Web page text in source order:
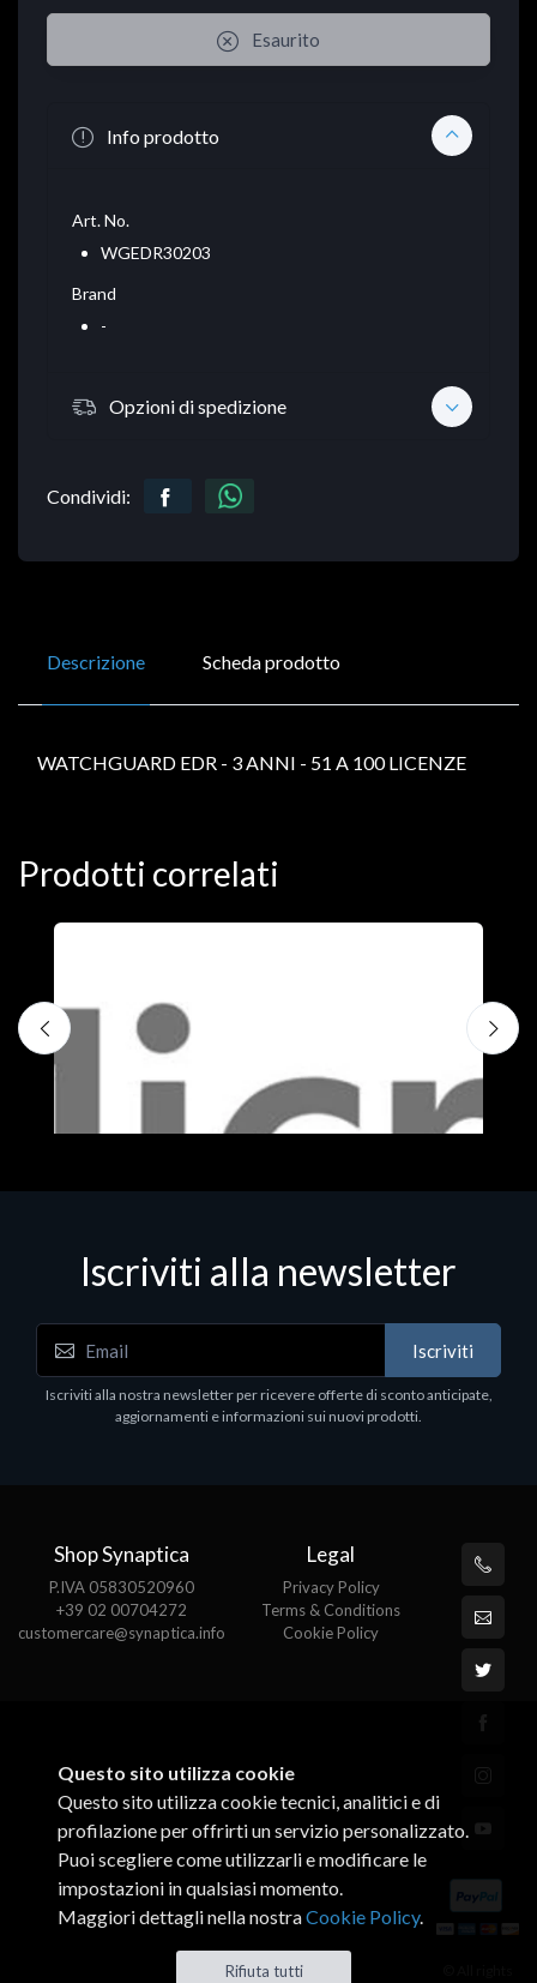
Esaurito
Info prodotto
Art. No.
WGEDR30203
Brand
-
Opzioni di spedizione
Condividi:
Descrizione Scheda prodotto
WATCHGUARD EDR - 3 ANNI - 51 A 100 LICENZE
Prodotti correlati
Software - Office Productivity
MS OFFICE H&S 2021 ESD
Iscriviti alla newsletter
Iscriviti
Iscriviti alla nostra newsletter per ricevere offerte di sconto anticipate,
aggiornamenti e informazioni sui nuovi prodotti.
Shop Synaptica
P.IVA 05830520960
+39 02 00704272
customercare@synaptica.info
Legal
Privacy Policy
Terms & Conditions
Cookie Policy
Questo sito utilizza cookie
Questo sito utilizza cookie tecnici, analitici e di
profilazione per offrirti un servizio personalizzato.
Puoi scegliere come utilizzarli e modificare le
impostazioni in qualsiasi momento.
Maggiori dettagli nella nostraCookie Policy.
Rifiuta tutti